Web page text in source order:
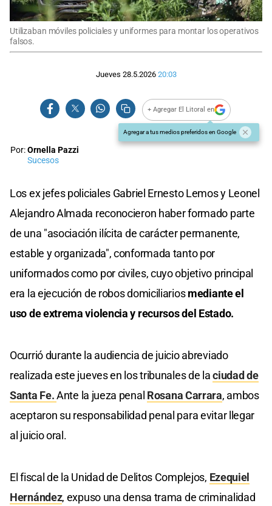
Utilizaban móviles policiales y uniformes para montar los operativos
falsos.
Jueves 28.5.2026 20:03
+ Agregar El Litoral en
Agregar a tus medios preferidos en Google
Por:Ornella Pazzi
Sucesos
Los ex jefes policiales Gabriel Ernesto Lemos y Leonel
Alejandro Almada reconocieron haber formado parte
de una "asociación ilícita de carácter permanente,
estable y organizada", conformada tanto por
uniformados como por civiles, cuyo objetivo principal
era la ejecución de robos domiciliariosmediante el
uso de extrema violencia y recursos del Estado.
Ocurrió durante la audiencia de juicio abreviado
realizada este jueves en los tribunales de laciudad de
Santa Fe.Ante la jueza penal Rosana Carrara, ambos
aceptaron su responsabilidad penal para evitar llegar
al juicio oral.
El fiscal de la Unidad de Delitos Complejos, Ezequiel
Hernández, expuso una densa trama de criminalidad